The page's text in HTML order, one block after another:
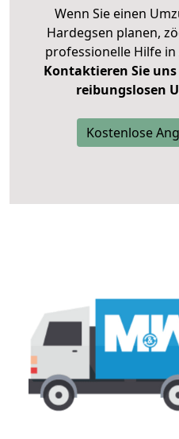
Wenn Sie einen
Hardegsen planen,
professionelle Hilfe
Kontaktieren Sie
reibungslosen
Kostenlose